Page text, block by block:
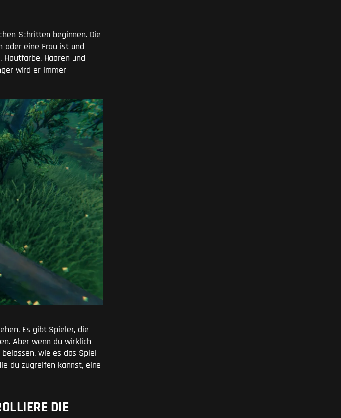
Schritten beginnen. Die
oder eine Frau ist und
Hautfarbe, Haaren und
wird er immer
Es gibt Spieler, die
Aber wenn du wirklich
wie es das Spiel
du zugreifen kannst, eine
DIE